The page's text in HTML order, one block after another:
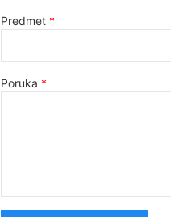
Predmet
Poruka